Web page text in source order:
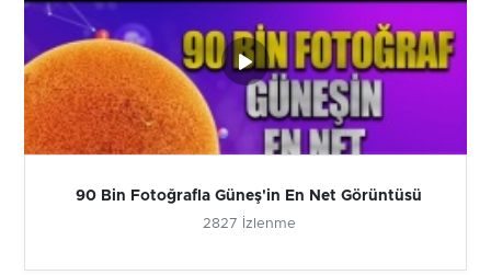
90 Bin Fotoğrafla Güneş'in En Net Görüntüsü
2827 İzlenme